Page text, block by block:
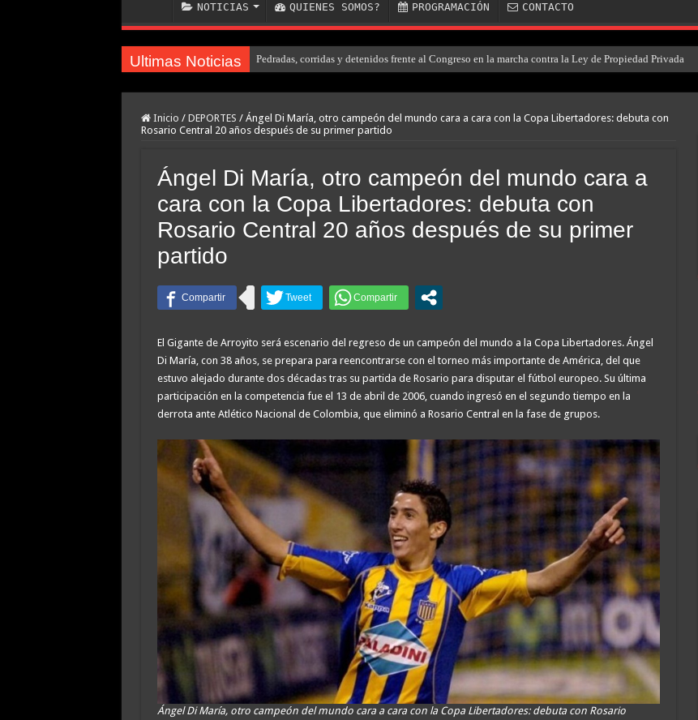
NOTICIAS QUIENES SOMOS? PROGRAMACIÓN CONTACTO
Ultimas Noticias Pedradas, corridas y detenidos frente al Congreso en la marcha contra la Ley de Propiedad Privada
Inicio / DEPORTES / Ángel Di María, otro campeón del mundo cara a cara con la Copa Libertadores: debuta con
Rosario Central 20 años después de su primer partido
Ángel Di María, otro campeón del mundo cara a
cara con la Copa Libertadores: debuta con
Rosario Central 20 años después de su primer
partido
El Gigante de Arroyito será escenario del regreso de un campeón del mundo a la Copa Libertadores. Ángel
Di María, con 38 años, se prepara para reencontrarse con el torneo más importante de América, del que
estuvo alejado durante dos décadas tras su partida de Rosario para disputar el fútbol europeo. Su última
participación en la competencia fue el 13 de abril de 2006, cuando ingresó en el segundo tiempo en la
derrota ante Atlético Nacional de Colombia, que eliminó a Rosario Central en la fase de grupos.
Ángel Di María, otro campeón del mundo cara a cara con la Copa Libertadores: debuta con Rosario